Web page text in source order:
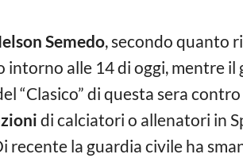
Semedo, secondo quanto
intorno alle 14 di oggi, mentre
“Clasico” di questa sera contro
di calciatori o allenatori in
recente la guardia civile ha